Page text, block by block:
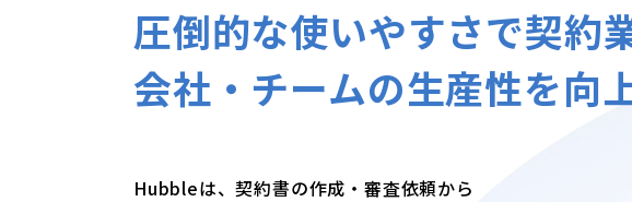
圧倒的な使いやすさで契約
会社・チームの生産性を向
Hubbleは、契約書の作成・審査依頼から